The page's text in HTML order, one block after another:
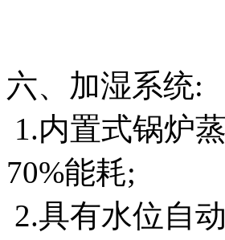
六、加湿系统:
1.内置式锅炉
70%能耗;
2.具有水位自